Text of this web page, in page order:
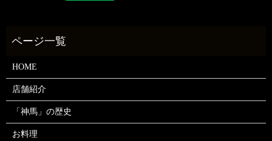
HOME
店舗紹介
「神馬」の歴史
お料理